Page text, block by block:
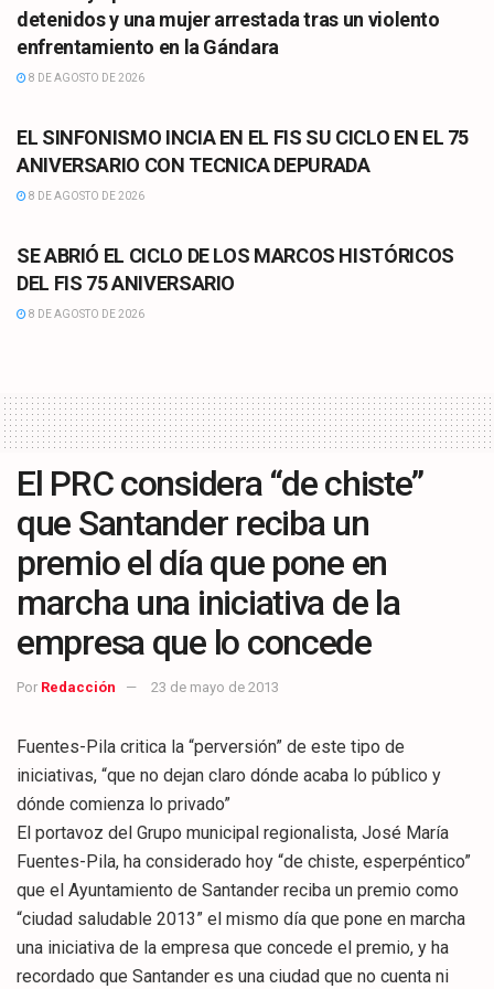
detenidos y una mujer arrestada tras un violento
enfrentamiento en la Gándara
8 DE AGOSTO DE 2026
EL SINFONISMO INCIA EN EL FIS SU CICLO EN EL 75
ANIVERSARIO CON TECNICA DEPURADA
8 DE AGOSTO DE 2026
SE ABRIÓ EL CICLO DE LOS MARCOS HISTÓRICOS
DEL FIS 75 ANIVERSARIO
8 DE AGOSTO DE 2026
El PRC considera “de chiste”
que Santander reciba un
premio el día que pone en
marcha una iniciativa de la
empresa que lo concede
Por Redacción 23 de mayo de 2013
Fuentes-Pila critica la “perversión” de este tipo de
iniciativas, “que no dejan claro dónde acaba lo público y
dónde comienza lo privado”
El portavoz del Grupo municipal regionalista, José María
Fuentes-Pila, ha considerado hoy “de chiste, esperpéntico”
que el Ayuntamiento de Santander reciba un premio como
“ciudad saludable 2013” el mismo día que pone en marcha
una iniciativa de la empresa que concede el premio, y ha
recordado que Santander es una ciudad que no cuenta ni